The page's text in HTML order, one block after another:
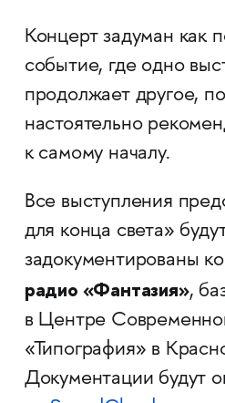
Концерт задуман как
событие, где одно
продолжает другое,
настоятельно
к самому началу.
Все выступления
для конца света»
задокументированы
радио «Фантазия»,
в Центре
«Типография» в
Документации будут